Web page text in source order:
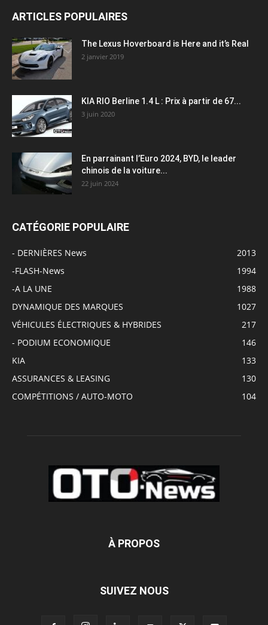
ARTICLES POPULAIRES
The Lexus Hoverboard is Here and it’s Real
2 janvier 2019
KIA RIO Berline 1.4 L : Prix à partir de 67...
3 juin 2020
En parrainant l’Euro 2024, BYD, le leader
chinois de la voiture...
22 juin 2024
CATÉGORIE POPULAIRE
- DERNIÈRES News
2013
-FLASH-News
1994
-A LA UNE
1988
DYNAMIQUE DES MARQUES
1027
VÉHICULES ÉLECTRIQUES & HYBRIDES
217
- PODIUM ECONOMIQUE
146
KIA
133
ASSURANCES & LEASING
130
COMPÉTITIONS / AUTO-MOTO
104
À PROPOS
SUIVEZ NOUS